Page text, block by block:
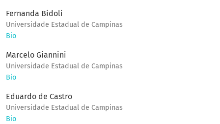
Fernanda Bidoli
Universidade Estadual de Campinas
Bio
Marcelo Giannini
Universidade Estadual de Campinas
Bio
Eduardo de Castro
Universidade Estadual de Campinas
Bio